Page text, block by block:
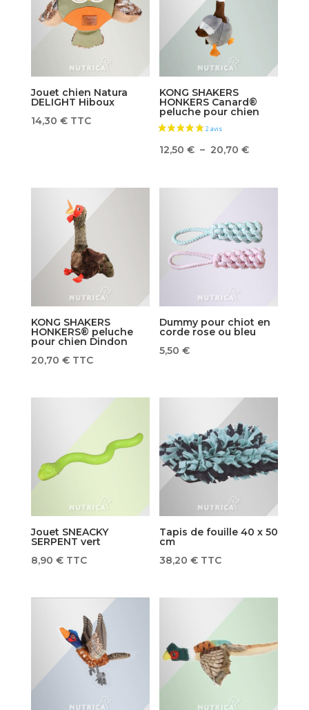
Jouet chien Natura
DELIGHT Hiboux
14,30 € TTC
KONG SHAKERS
HONKERS Canard®
peluche pour chien
12,50€ – 20,70€Plage
prix :
à
20,70 €
KONG SHAKERS
HONKERS® peluche
pour chien Dindon
20,70 € TTC
Dummy pour chiot en
corde rose ou bleu
5,50€
Jouet SNEACKY
SERPENT vert
8,90 € TTC
Tapis de fouille 40 x 50
cm
38,20€ TTC